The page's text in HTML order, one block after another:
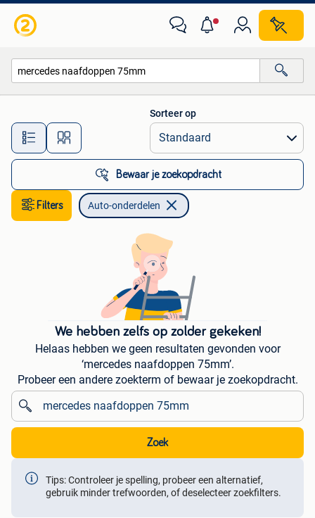
Alle afstanden…
Sorteer op
Bewaar je zoekopdracht
Filters Auto-onderdelen
We hebben zelfs op zolder gekeken!
Helaas hebben we geen resultaten gevonden voor
‘mercedes naafdoppen 75mm’.
Probeer een andere zoekterm of bewaar je zoekopdracht.
Zoek
Tips: Controleer je spelling, probeer een alternatief,
gebruik minder trefwoorden, of deselecteer zoekfilters.